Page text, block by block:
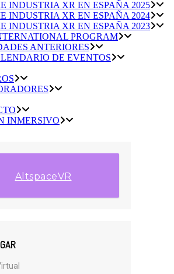
INDUSTRIA XR EN ESPAÑA 2025
INDUSTRIA XR EN ESPAÑA 2024
INDUSTRIA XR EN ESPAÑA 2023
PROGRAM
ANTERIORES
DE EVENTOS
INMERSIVO
AltspaceVR